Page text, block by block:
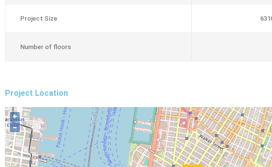
Project Size
Number of floors
Project Location
+
−